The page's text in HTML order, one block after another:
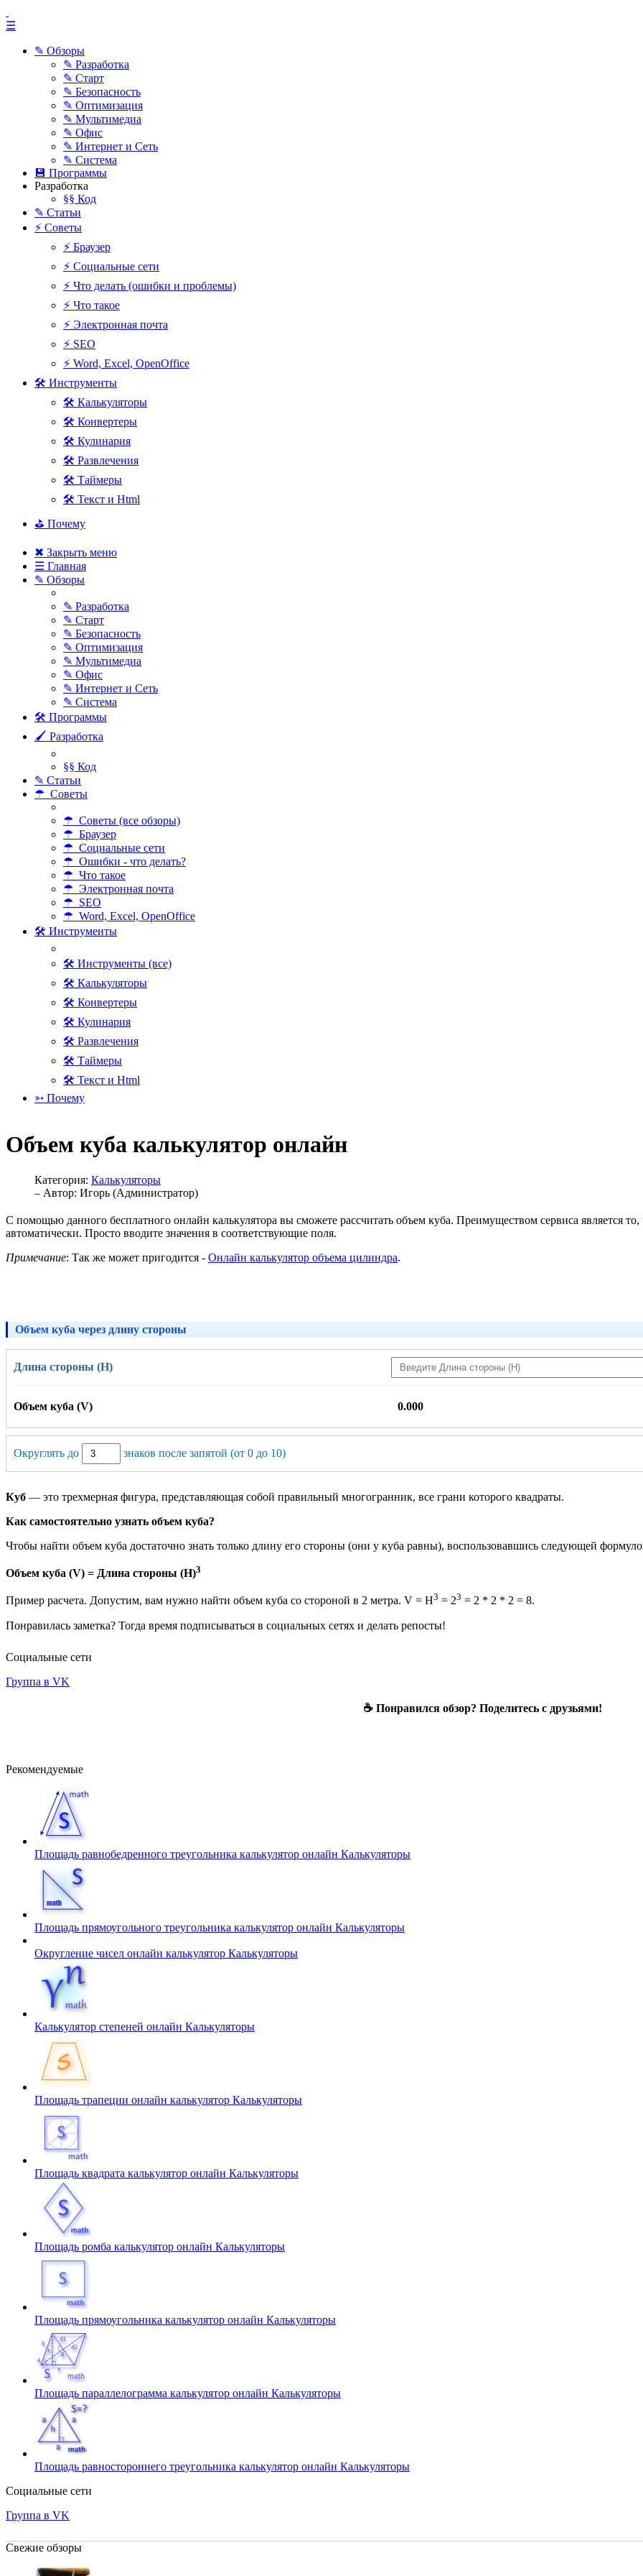
☰
✎ Обзоры
✎ Разработка
✎ Старт
✎ Безопасность
✎ Оптимизация
✎ Мультимедиа
✎ Офис
✎ Интернет и Сеть
✎ Система
💾 Программы
Разработка
§§ Код
✎ Статьи
⚡ Советы
⚡ Браузер
⚡ Социальные сети
⚡ Что делать (ошибки и проблемы)
⚡ Что такое
⚡ Электронная почта
⚡ SEO
⚡ Word, Excel, OpenOffice
🛠 Инструменты
🛠 Калькуляторы
🛠 Конвертеры
🛠 Кулинария
🛠 Развлечения
🛠 Таймеры
🛠 Текст и Html
⛳ Почему
✖ Закрыть меню
☰ Главная
✎ Обзоры
✎ Разработка
✎ Старт
✎ Безопасность
✎ Оптимизация
✎ Мультимедиа
✎ Офис
✎ Интернет и Сеть
✎ Система
🛠 Программы
🖌 Разработка
§§ Код
✎ Статьи
☂ Советы
☂ Советы (все обзоры)
☂ Браузер
☂ Социальные сети
☂ Ошибки - что делать?
☂ Что такое
☂ Электронная почта
☂ SEO
☂ Word, Excel, OpenOffice
🛠 Инструменты
🛠 Инструменты (все)
🛠 Калькуляторы
🛠 Конвертеры
🛠 Кулинария
🛠 Развлечения
🛠 Таймеры
🛠 Текст и Html
➳ Почему
Объем куба калькулятор онлайн
Категория: Калькуляторы
– Автор: Игорь (Администратор)
С помощью данного бесплатного онлайн калькулятора вы сможете рассчитать объем куба. Преимуществом сервиса является то,
автоматически. Просто вводите значения в соответствующие поля.
Примечание: Так же может пригодится - Онлайн калькулятор объема цилиндра.
Объем куба через длину стороны
Длина стороны (H)
Объем куба (V) 0.000
Округлять до знаков после запятой (от 0 до 10)
Куб — это трехмерная фигура, представляющая собой правильный многогранник, все грани которого квадраты.
Как самостоятельно узнать объем куба?
Чтобы найти объем куба достаточно знать только длину его стороны (они у куба равны), воспользовавшись следующей
Объем куба (V) = Длина стороны (H)3
Пример расчета. Допустим, вам нужно найти объем куба со стороной в 2 метра. V = H3 = 23 = 2 * 2 * 2 = 8.
Понравилась заметка? Тогда время подписываться в социальных сетях и делать репосты!
Социальные сети
Группа в VK
☕ Понравился обзор? Поделитесь с друзьями!
Рекомендуемые
Площадь равнобедренного треугольника калькулятор онлайн Калькуляторы
Площадь прямоугольного треугольника калькулятор онлайн Калькуляторы
Округление чисел онлайн калькулятор Калькуляторы
Калькулятор степеней онлайн Калькуляторы
Площадь трапеции онлайн калькулятор Калькуляторы
Площадь квадрата калькулятор онлайн Калькуляторы
Площадь ромба калькулятор онлайн Калькуляторы
Площадь прямоугольника калькулятор онлайн Калькуляторы
Площадь параллелограмма калькулятор онлайн Калькуляторы
Площадь равностороннего треугольника калькулятор онлайн Калькуляторы
Социальные сети
Группа в VK
Свежие обзоры